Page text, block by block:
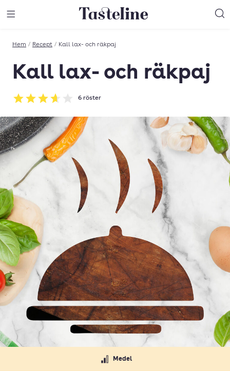
Till Tastelines startsida
Hem / Recept / Kall lax- och räkpaj
Kall lax- och räkpaj
Betyg: 3.67 av 5
6 röster
Medel